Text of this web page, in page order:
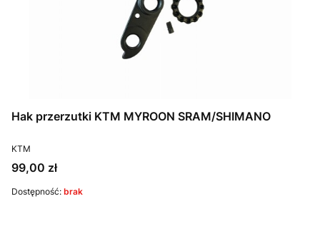
Hak przerzutki KTM MYROON SRAM/SHIMANO
PRODUCENT
KTM
Cena
99,00 zł
Dostępność: brak